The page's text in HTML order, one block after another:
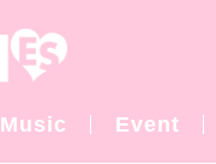
Music Event